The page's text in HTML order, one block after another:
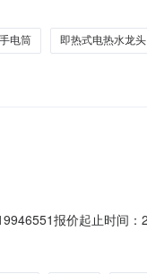
骆驼（
手电筒 即热式电热水龙头
报价起止时间：
:-;次要参数要求:型